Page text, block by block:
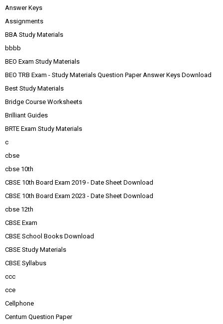
Answer Keys
Assignments
BBA Study Materials
bbbb
BEO Exam Study Materials
BEO TRB Exam - Study Materials Question Paper Answer Keys Download
Best Study Materials
Bridge Course Worksheets
Brilliant Guides
BRTE Exam Study Materials
c
cbse
cbse 10th
CBSE 10th Board Exam 2019 - Date Sheet Download
CBSE 10th Board Exam 2023 - Date Sheet Download
cbse 12th
CBSE Exam
CBSE School Books Download
CBSE Study Materials
CBSE Syllabus
ccc
cce
Cellphone
Centum Question Paper